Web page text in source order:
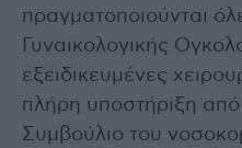
πραγματοποιούνται
Γυναικολογικής
εξειδικευμένες
πλήρη υποστήριξη
Συμβούλιο του